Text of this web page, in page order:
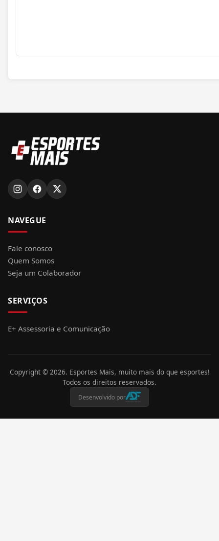
NAVEGUE
Fale conosco
Quem Somos
Seja um Colaborador
SERVIÇOS
E+ Assessoria e Comunicação
Copyright © 2026. Esportes Mais, muito mais do que esportes!
Todos os direitos reservados.
Desenvolvido por